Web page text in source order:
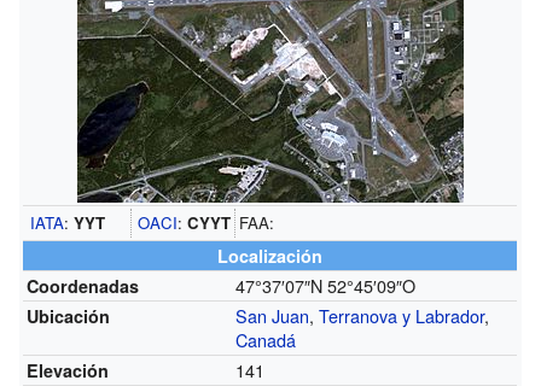
IATA: YYT OACI:CYYT FAA:
Localización
Coordenadas
47°37′07″N52°45′09″O
Ubicación San Juan,Terranova y Labrador,
Canadá
Elevación 141